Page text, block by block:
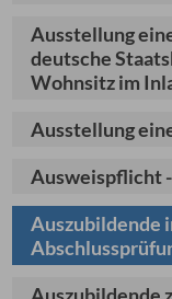
Ausstellung
deutsche
Wohnsitz im
Ausstellung
Ausweispflicht
Auszubildende
Auszubildende